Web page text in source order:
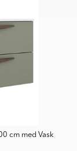
cm med Vask